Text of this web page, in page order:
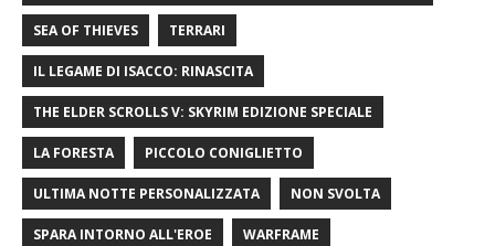
SEA OF ​​THIEVES TERRARI
IL LEGAME DI ISACCO: RINASCITA
THE ELDER SCROLLS V: SKYRIM EDIZIONE SPECIALE
LA FORESTA PICCOLO CONIGLIETTO
ULTIMA NOTTE PERSONALIZZATA NON SVOLTA
SPARA INTORNO ALL'EROE WARFRAME